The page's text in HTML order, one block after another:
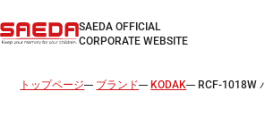
SAEDA OFFICIAL
CORPORATE WEBSITE
トップページ ブランド KODAK RCF-1018W